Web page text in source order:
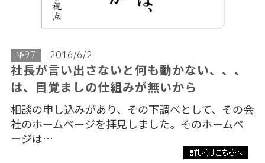
№97 2016/6/2
社長が言い出さないと何も動かない、、、
は、目覚ましの仕組みが無いから
相談の申し込みがあり、その下調べとして、その会
社のホームページを拝見しました。そのホームペ
ージは…